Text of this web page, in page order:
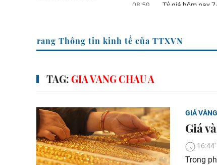
08:59
Tỷ giá hôm nay
Trang Thông tin kinh tế của
TAG:GIA VANG CHAU A
GIÁ VÀNG
Giá
Trong